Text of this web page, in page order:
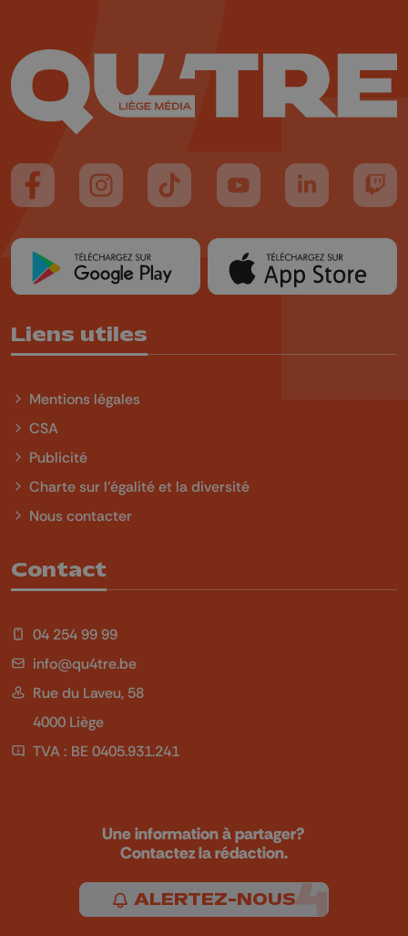
Suivez-nous sur FaceBook
Suivez-nous sur Instagram
Suivez-nous sur TikTok
Suivez-nous sur YouTube
Suivez-nous
Liens utiles
Mentions légales
CSA
Publicité
Charte sur l'égalité et la diversité
Nous contacter
Contact
04 254 99 99
info@qu4tre.be
Rue du Laveu, 58
4000 Liège
TVA : BE 0405.931.241
Une information à partager?
Contactez la rédaction.
ALERTEZ-NOUS